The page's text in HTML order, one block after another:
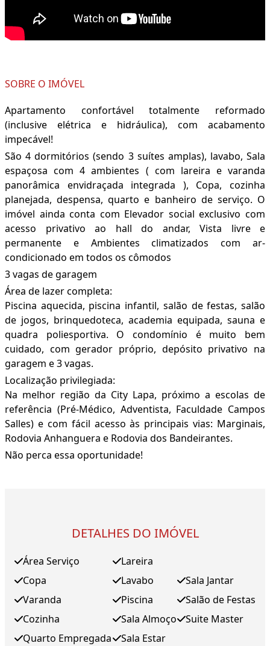
SOBRE O IMÓVEL
Apartamento confortável totalmente reformado
(inclusive elétrica e hidráulica), com acabamento
impecável!
São 4 dormitórios (sendo 3 suítes amplas), lavabo, Sala
espaçosa com 4 ambientes ( com lareira e varanda
panorâmica envidraçada integrada ), Copa, cozinha
planejada, despensa, quarto e banheiro de serviço. O
imóvel ainda conta com Elevador social exclusivo com
acesso privativo ao hall do andar, Vista livre e
permanente e Ambientes climatizados com ar-
condicionado em todos os cômodos
3 vagas de garagem
Área de lazer completa:
Piscina aquecida, piscina infantil, salão de festas, salão
de jogos, brinquedoteca, academia equipada, sauna e
quadra poliesportiva. O condomínio é muito bem
cuidado, com gerador próprio, depósito privativo na
garagem e 3 vagas.
Localização privilegiada:
Na melhor região da City Lapa, próximo a escolas de
referência (Pré-Médico, Adventista, Faculdade Campos
Salles) e com fácil acesso às principais vias: Marginais,
Rodovia Anhanguera e Rodovia dos Bandeirantes.
Não perca essa oportunidade!
DETALHES DO IMÓVEL
Área Serviço
Copa
Varanda
Cozinha
Quarto Empregada
Lareira
Lavabo
Piscina
Sala Almoço
Sala Estar
Sala Jantar
Salão de Festas
Suite Master